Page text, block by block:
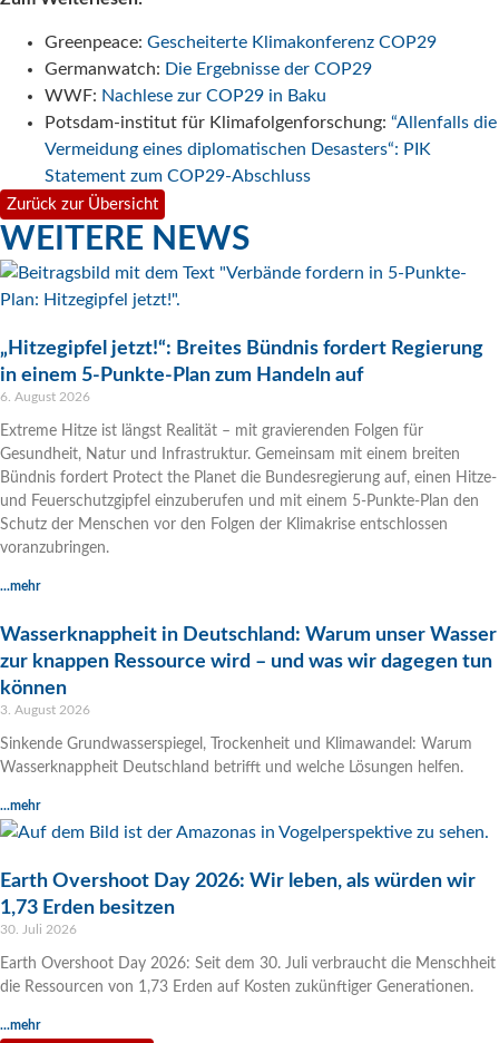
Greenpeace: Gescheiterte Klimakonferenz COP29
Germanwatch: Die Ergebnisse der COP29
WWF: Nachlese zur COP29 in Baku
Potsdam-institut für Klimafolgenforschung: “Allenfalls die
Vermeidung eines diplomatischen Desasters“: PIK
Statement zum COP29-Abschluss
Zurück zur Übersicht
WEITERE NEWS
„Hitzegipfel jetzt!“: Breites Bündnis fordert Regierung
in einem 5-Punkte-Plan zum Handeln auf
6. August 2026
Extreme Hitze ist längst Realität – mit gravierenden Folgen für
Gesundheit, Natur und Infrastruktur. Gemeinsam mit einem breiten
Bündnis fordert Protect the Planet die Bundesregierung auf, einen Hitze-
und Feuerschutzgipfel einzuberufen und mit einem 5-Punkte-Plan den
Schutz der Menschen vor den Folgen der Klimakrise entschlossen
voranzubringen.
...mehr
Wasserknappheit in Deutschland: Warum unser Wasser
zur knappen Ressource wird – und was wir dagegen tun
können
3. August 2026
Sinkende Grundwasserspiegel, Trockenheit und Klimawandel: Warum
Wasserknappheit Deutschland betrifft und welche Lösungen helfen.
...mehr
Earth Overshoot Day 2026: Wir leben, als würden wir
1,73 Erden besitzen
30. Juli 2026
Earth Overshoot Day 2026: Seit dem 30. Juli verbraucht die Menschheit
die Ressourcen von 1,73 Erden auf Kosten zukünftiger Generationen.
...mehr